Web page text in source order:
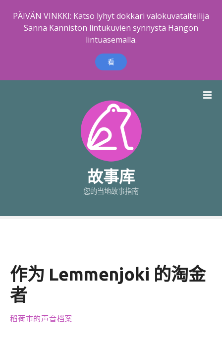
PÄIVÄN VINKKI: Katso lyhyt dokkari valokuvataiteilija
Sanna Kanniston lintukuvien synnystä Hangon
lintuasemalla.
看
故事库
您的当地故事指南
作为 Lemmenjoki 的淘金
者
稻荷市的声音档案